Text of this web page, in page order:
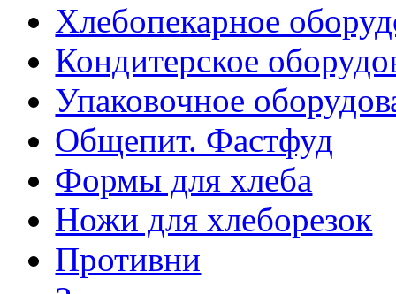
Хлебопекарное
Кондитерское
Упаковочное
Общепит. Фастфуд
Формы для хлеба
Ножи для хлеборезок
Противни